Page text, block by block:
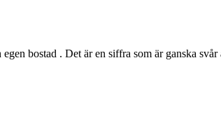
bostad . Det är en siffra som är ganska